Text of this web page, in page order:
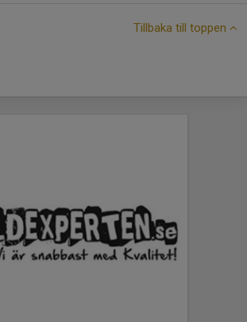
Tillbaka till toppen